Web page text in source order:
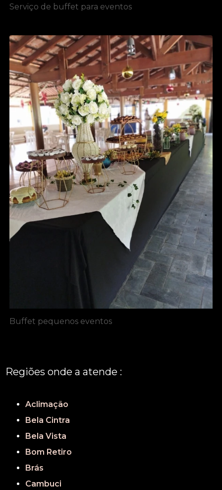
Serviço de buffet para eventos
Buffet pequenos eventos
Regiões onde a atende :
Aclimação
Bela Cintra
Bela Vista
Bom Retiro
Brás
Cambuci